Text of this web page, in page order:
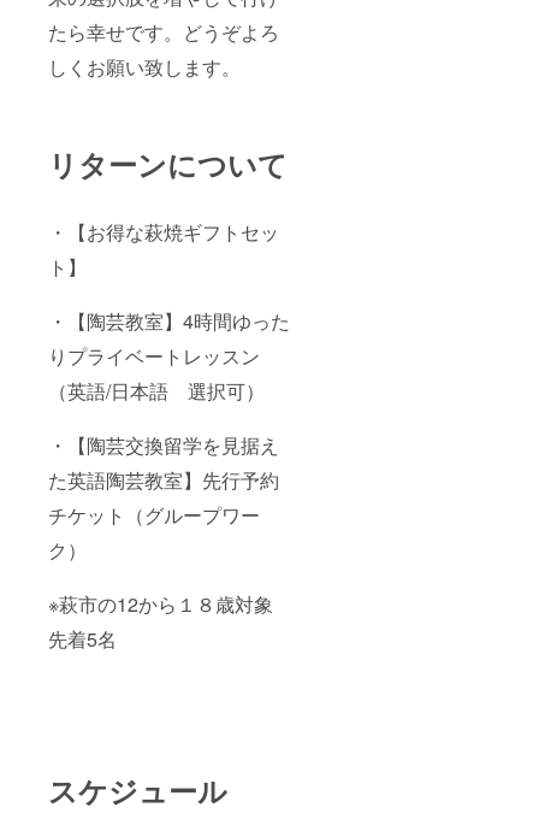
たら幸せです。どうぞよろ
しくお願い致します。
リターンについて
・【お得な萩焼ギフトセッ
ト】
・【陶芸教室】4時間ゆった
りプライベートレッスン
（英語/日本語 選択可）
・【陶芸交換留学を見据え
た英語陶芸教室】先行予約
チケット（グループワー
ク）
※萩市の12から１８歳対象
先着5名
スケジュール